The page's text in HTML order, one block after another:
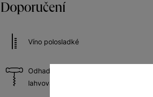
Doporučení
Víno polosladké
Odhadovaná doba názrávání 7 až 9
lahvování